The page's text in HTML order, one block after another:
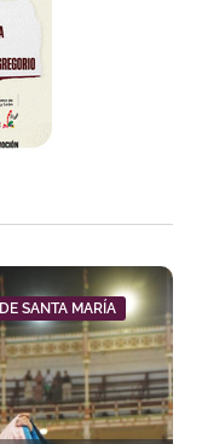
SANTA MARÍA